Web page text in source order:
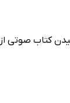
کتاب صوتی از